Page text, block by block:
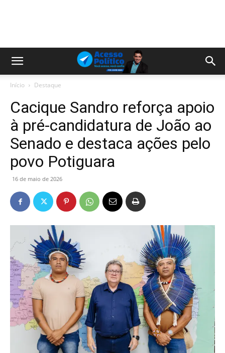
Início Destaque
Cacique Sandro reforça apoio
à pré-candidatura de João ao
Senado e destaca ações pelo
povo Potiguara
16 de maio de 2026